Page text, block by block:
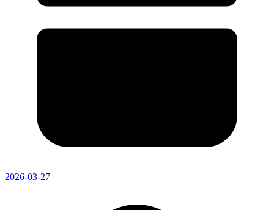
2026-03-27